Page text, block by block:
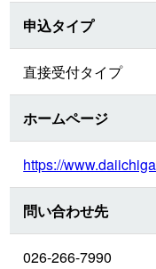
申込タイプ
直接受付タイプ
ホームページ
https://
問い合わせ先
026-266-7990